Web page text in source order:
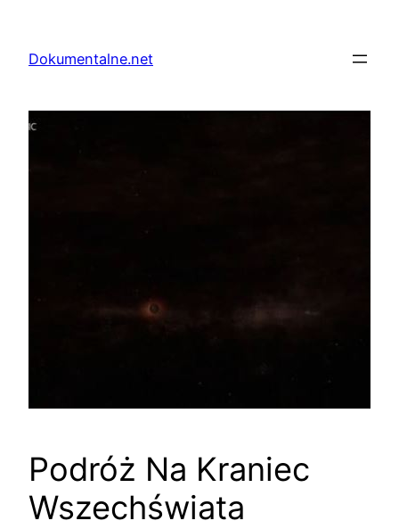
treściDokumentalne.net
Podróż Na Kraniec
Wszechświata